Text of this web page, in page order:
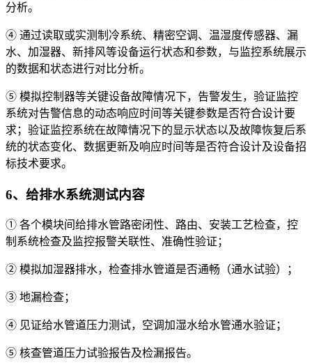
分析。
④ 通过读取或实测制冷系统、精密空调、温湿度传感器、漏
水、加湿器、新排风等设备运行状态和参数，与监控系统展示
的数据和状态进行对比分析。
⑤ 模拟控制器等关键设备故障情况下，告警发生，验证监控
系统对告警信息的动态响应时间等关键参数是否符合设计要
求；验证监控系统在故障情况下的显示状态以及故障恢复后系
统的状态变化、数据更新及响应时间等是否符合设计及设备招
标技术要求。
6、给排水系统测试内容
① 各个模块间给排水管路密闭性、路由、安装工艺检查，控
制系统检查及监控报警关联性、准确性验证；
② 模拟加湿器排水，检查排水管道是否通畅（通水试验）；
③ 地漏检查；
④ 见证给水管道压力测试，空调加湿水给水管通水验证；
⑤ 核查管道压力试验报告及检漏报告。